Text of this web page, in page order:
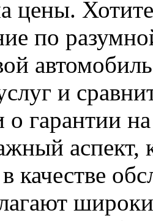
цены.
по
и
о гарантии
аспект,
качестве